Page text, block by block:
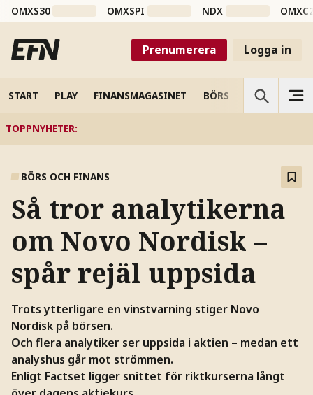
OMXS30 OMXSPI NDX
Prenumerera Logga in
START PLAY FINANSMAGASINET BÖRS VETENSKAP
TOPPNYHETER:
BÖRS OCH FINANS
Så tror analytikerna
om Novo Nordisk –
spår rejäl uppsida
Trots ytterligare en vinstvarning stiger Novo
Nordisk på börsen.
Och flera analytiker ser uppsida i aktien – medan ett
analyshus går mot strömmen.
Enligt Factset ligger snittet för riktkurserna långt